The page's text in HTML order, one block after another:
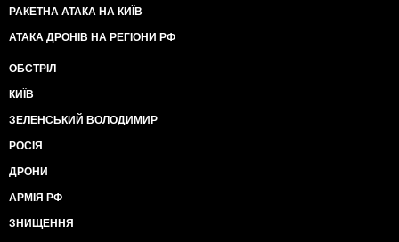
РАКЕТНА АТАКА НА КИЇВ
АТАКА ДРОНІВ НА РЕГІОНИ РФ
ОБСТРІЛ
КИЇВ
ЗЕЛЕНСЬКИЙ ВОЛОДИМИР
РОСІЯ
ДРОНИ
АРМІЯ РФ
ЗНИЩЕННЯ